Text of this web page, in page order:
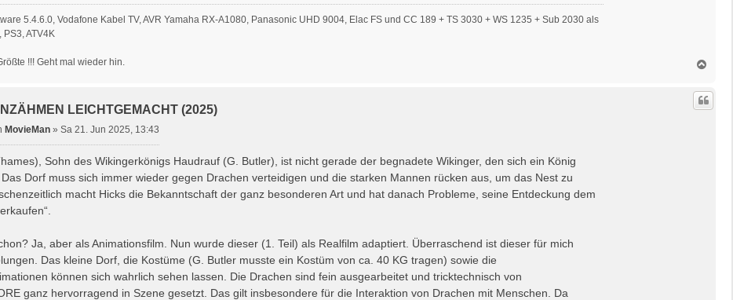
5.4.6.0, Vodafone Kabel TV, AVR Yamaha RX-A1080, Panasonic UHD 9004, Elac FS und CC 189 + TS 3030 + WS 1235 + Sub 2030 als
PS3, ATV4K
!!! Geht mal wieder hin.
c
o
LEICHTGEMACHT (2025)
MovieMan» Sa 21. Jun 2025, 13:43
Sohn des Wikingerkönigs Haudrauf (G. Butler), ist nicht gerade der begnadete Wikinger, den sich ein König
Dorf muss sich immer wieder gegen Drachen verteidigen und die starken Mannen rücken aus, um das Nest zu
macht Hicks die Bekanntschaft der ganz besonderen Art und hat danach Probleme, seine Entdeckung dem
Ja, aber als Animationsfilm. Nun wurde dieser (1. Teil) als Realfilm adaptiert. Überraschend ist dieser für mich
Das kleine Dorf, die Kostüme (G. Butler musste ein Kostüm von ca. 40 KG tragen) sowie die
können sich wahrlich sehen lassen. Die Drachen sind fein ausgearbeitet und tricktechnisch von
ganz hervorragend in Szene gesetzt. Das gilt insbesondere für die Interaktion von Drachen mit Menschen. Da